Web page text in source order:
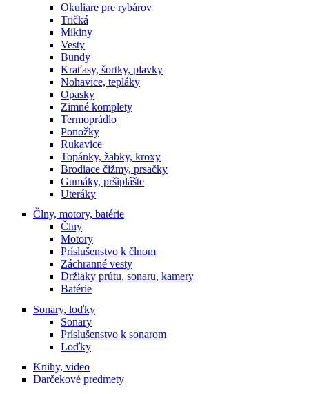
Okuliare pre rybárov
Tričká
Mikiny
Vesty
Bundy
Kraťasy, šortky, plavky
Nohavice, tepláky
Opasky
Zimné komplety
Termoprádlo
Ponožky
Rukavice
Topánky, žabky, kroxy
Brodiace čižmy, prsačky
Gumáky, pršiplášte
Uteráky
Člny, motory, batérie
Člny
Motory
Príslušenstvo k člnom
Záchranné vesty
Držiaky prútu, sonaru, kamery
Batérie
Sonary, loďky
Sonary
Príslušenstvo k sonarom
Loďky
Knihy, video
Darčekové predmety